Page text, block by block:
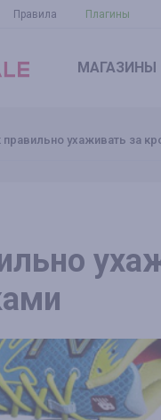
Правила Плагины
МАГАЗИНЫ
правильно ухаживать за